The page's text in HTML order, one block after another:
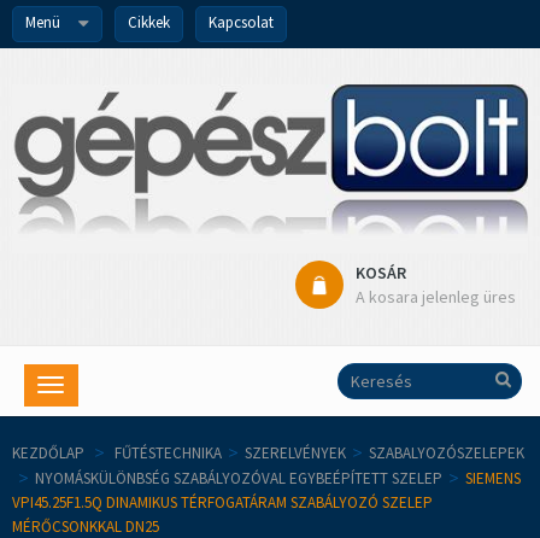
Menü Cikkek Kapcsolat
KOSÁR
A kosara jelenleg üres
Toggle
navigation
KEZDŐLAP > FŰTÉSTECHNIKA > SZERELVÉNYEK > SZABALYOZÓSZELEPEK
> NYOMÁSKÜLÖNBSÉG SZABÁLYOZÓVAL EGYBEÉPÍTETT SZELEP > SIEMENS
VPI45.25F1.5Q DINAMIKUS TÉRFOGATÁRAM SZABÁLYOZÓ SZELEP
MÉRŐCSONKKAL DN25